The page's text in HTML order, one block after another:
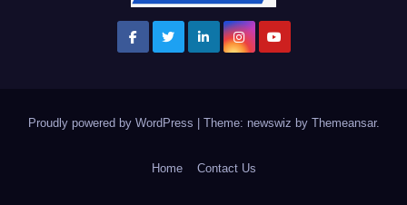
Proudly powered by WordPress | Theme: newswiz by Themeansar.
Home Contact Us